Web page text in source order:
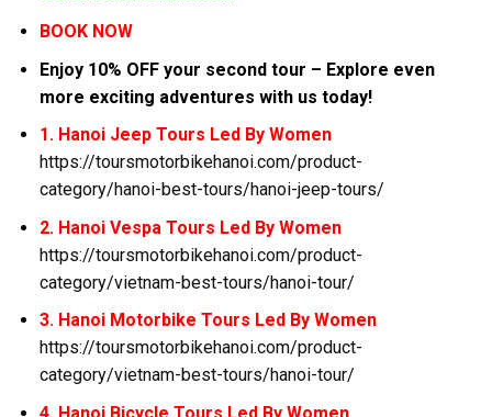
BOOK NOW
Enjoy 10% OFF your second tour – Explore even
more exciting adventures with us today!
1. Hanoi Jeep Tours Led By Women
https://toursmotorbikehanoi.com/product-
category/hanoi-best-tours/hanoi-jeep-tours/
2. Hanoi Vespa Tours Led By Women
https://toursmotorbikehanoi.com/product-
category/vietnam-best-tours/hanoi-tour/
3. Hanoi Motorbike Tours Led By Women
https://toursmotorbikehanoi.com/product-
category/vietnam-best-tours/hanoi-tour/